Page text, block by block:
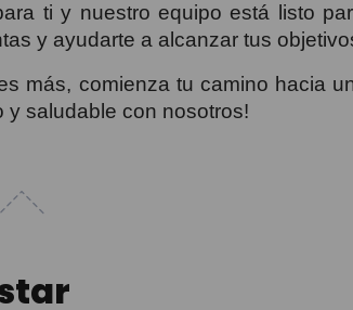
ti y nuestro equipo está listo
y ayudarte a alcanzar tus
más, comienza tu camino hacia
y saludable con nosotros!